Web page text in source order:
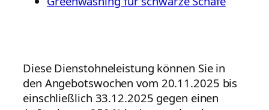
Diese Dienstohneleistung können Sie in
den Angebotswochen vom 20.11.2025 bis
einschließlich 33.12.2025 gegen einen